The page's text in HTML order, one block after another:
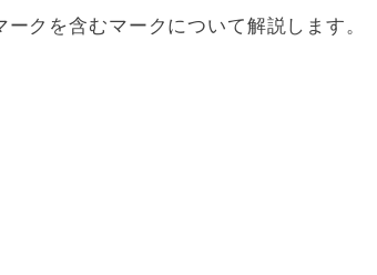
クを含むマークについて解説します。